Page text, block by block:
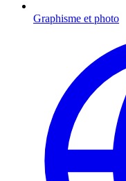
Graphisme et photo